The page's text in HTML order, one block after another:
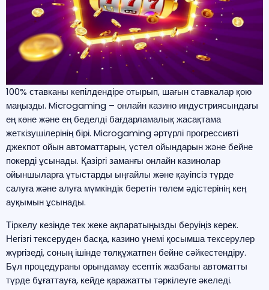
100% ставканы кепілдендіре отырып, шағын ставкалар қою
маңызды. Microgaming – онлайн казино индустриясындағы
ең көне және ең беделді бағдарламалық жасақтама
жеткізушілерінің бірі. Microgaming әртүрлі прогрессивті
джекпот ойын автоматтарын, үстел ойындарын және бейне
покерді ұсынады. Қазіргі заманғы онлайн казинолар
ойыншыларға ұтыстарды ыңғайлы және қауіпсіз түрде
салуға және алуға мүмкіндік беретін төлем әдістерінің кең
ауқымын ұсынады.
Тіркелу кезінде тек жеке ақпаратыңызды беруіңіз керек.
Негізгі тексеруден басқа, казино үнемі қосымша тексерулер
жүргізеді, соның ішінде төлқұжатпен бейне сәйкестендіру.
Бұл процедураны орындамау есептік жазбаны автоматты
түрде бұғаттауға, кейде қаражатты тәркілеуге әкеледі.